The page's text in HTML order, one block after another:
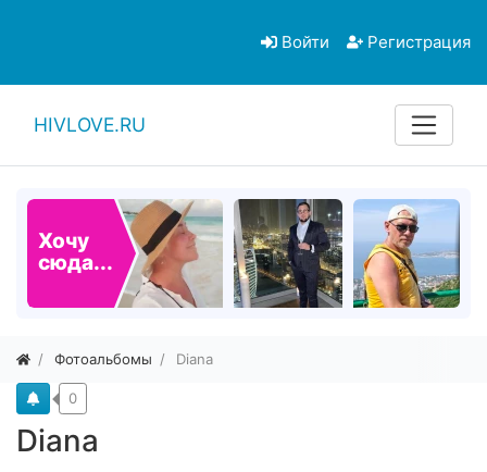
Войти Регистрация
HIVLOVE.RU
Хочу
сюда...
Фотоальбомы Diana
Diana
0